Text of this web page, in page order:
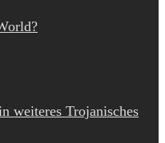
weiteres Trojanisches